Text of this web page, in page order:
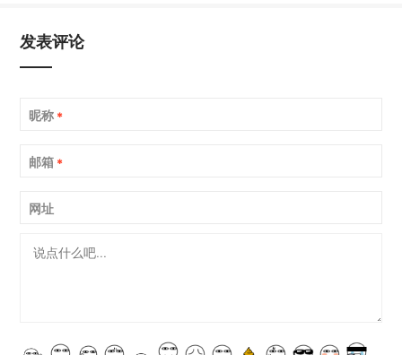
发表评论
昵称 *
邮箱 *
网址